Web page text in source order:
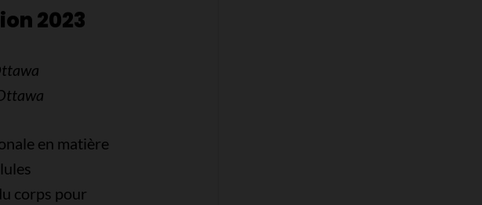
2023
en matière
corps pour